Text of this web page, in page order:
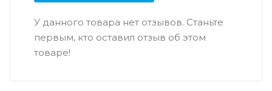
У данного товара нет отзывов. Станьте
первым, кто оставил отзыв об этом
товаре!